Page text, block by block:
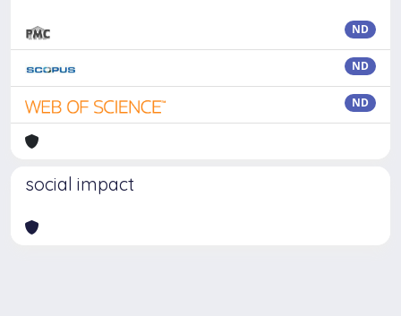
ND
ND
ND
social impact